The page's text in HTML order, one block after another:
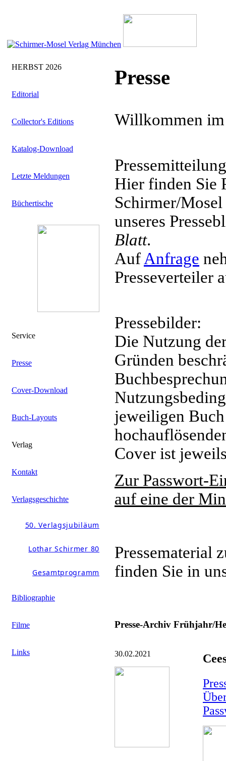
HERBST 2026
Editorial
Collector's Editions
Katalog-Download
Letzte Meldungen
Büchertische
Service
Presse
Cover-Download
Buch-Layouts
Verlag
Kontakt
Verlagsgeschichte
50. Verlagsjubiläum
Lothar Schirmer 80
Gesamtprogramm
Bibliographie
Filme
Links
Presse
Willkommen im
Hier finden Sie
Schirmer/
unseres
Blatt.
Auf Anfrage
Presseverteiler
Pressebilder:
Die Nutzung
Gründen
jeweiligen
Cover ist
Zur Passwort-
auf eine der
Pressematerial
finden Sie in
Presse-Archiv Frühjahr/
30.02.2021